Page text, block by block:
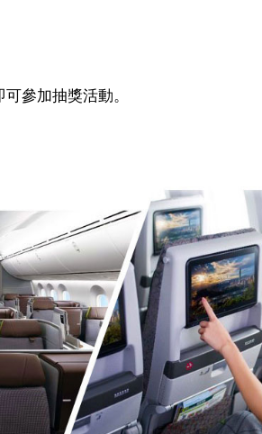
參加抽獎活動。